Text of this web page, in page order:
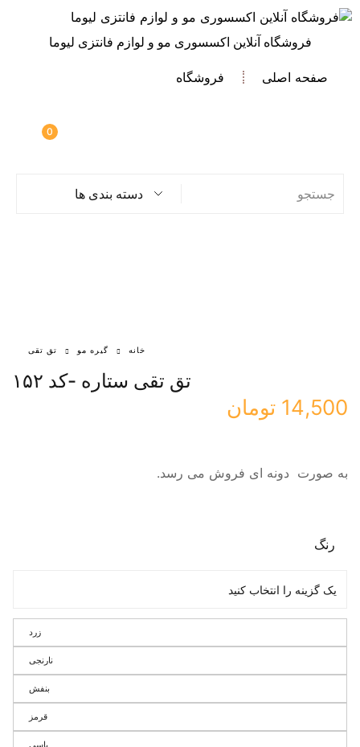
فروشگاه آنلاین اکسسوری مو و لوازم فانتزی لیوما
صفحه اصلی فروشگاه
0
دسته بندی ها
خانه گیره مو تق تقی
تق تقی ستاره -کد ۱۵۲
14,500 تومان
به صورت دونه ای فروش می رسد.
رنگ
زرد
نارنجی
بنفش
قرمز
یاسی